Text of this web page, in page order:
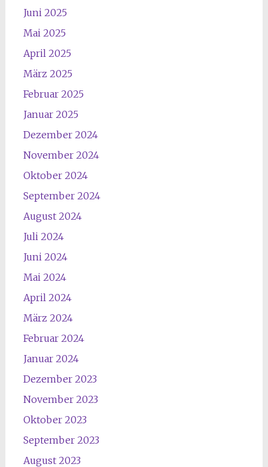
Juni 2025
Mai 2025
April 2025
März 2025
Februar 2025
Januar 2025
Dezember 2024
November 2024
Oktober 2024
September 2024
August 2024
Juli 2024
Juni 2024
Mai 2024
April 2024
März 2024
Februar 2024
Januar 2024
Dezember 2023
November 2023
Oktober 2023
September 2023
August 2023